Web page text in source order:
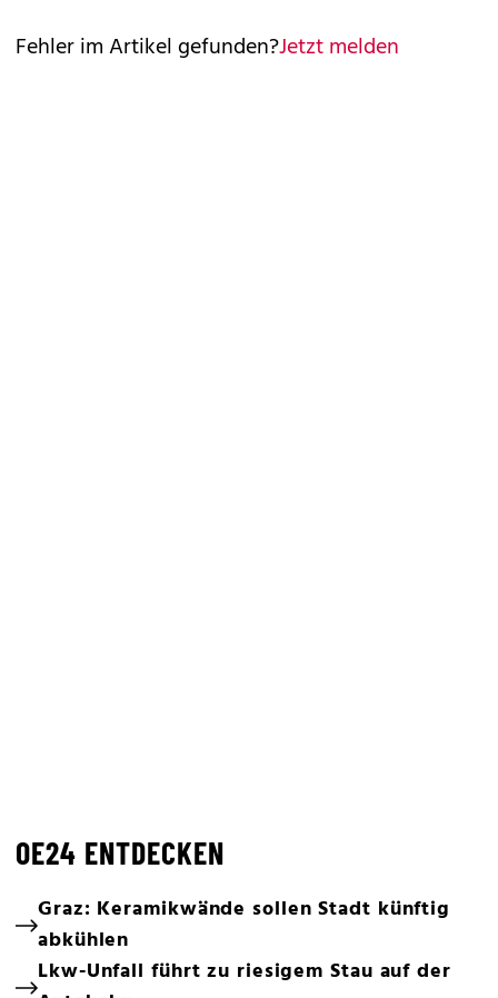
Fehler im Artikel gefunden?Jetzt melden
OE24 ENTDECKEN
Graz: Keramikwände sollen Stadt künftig
abkühlen
Lkw-Unfall führt zu riesigem Stau auf der